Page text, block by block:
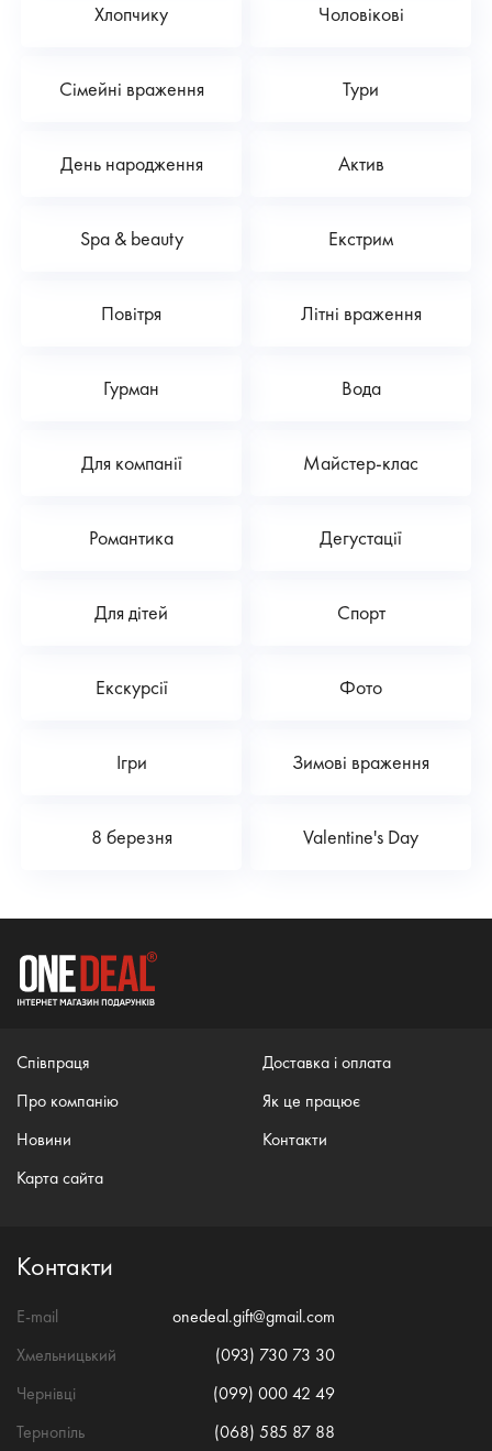
Хлопчику Чоловікові
Сімейні враження Тури
День народження Актив
Spa & beauty Екстрим
Повітря Літні враження
Гурман Вода
Для компанії Майстер-клас
Романтика Дегустації
Для дітей Спорт
Екскурсії Фото
Ігри Зимові враження
8 березня Valentine's Day
Співпраця
Про компанію
Новини
Карта сайта
Доставка і оплата
Як це працює
Контакти
Контакти
E-mail
onedeal.gift@gmail.com
Хмельницький
(093) 730 73 30
Чернівці
(099) 000 42 49
Тернопіль
(068) 585 87 88